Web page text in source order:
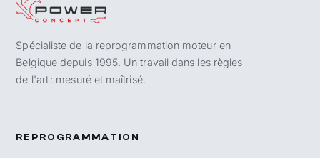
Spécialiste de la reprogrammation moteur en
Belgique depuis 1995. Un travail dans les règles
de l'art : mesuré et maîtrisé.
REPROGRAMMATION